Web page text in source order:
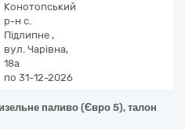
Конотопський
р-н с.
Підлипне ,
вул. Чарівна,
18а
по 31-12-2026
паливо (Євро 5), талон